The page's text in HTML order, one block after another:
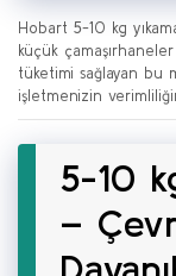
Hobart 5-10 kg
küçük
tüketimi sağlayan bu
işletmenizin
5-10
–